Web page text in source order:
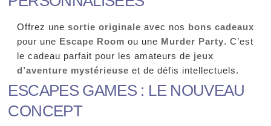
Offrez une sortie originale avec nos bons cadeaux
pour une Escape Room ou une Murder Party . C’est
le cadeau parfait pour les amateurs de jeux
d’aventure mystérieuse et de défis intellectuels.
ESCAPES GAMES : LE NOUVEAU
CONCEPT